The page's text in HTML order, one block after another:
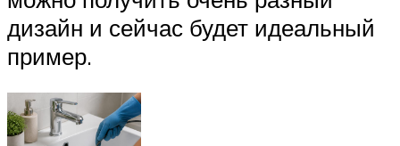
дизайн и сейчас будет идеальный
пример.